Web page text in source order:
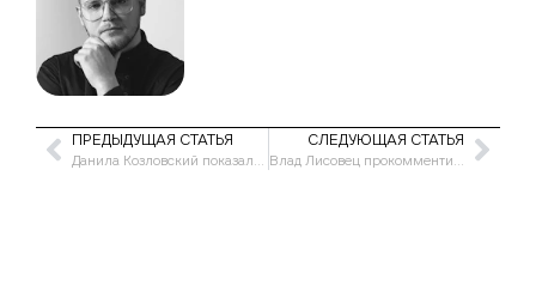
ПРЕДЫДУЩАЯ СТАТЬЯ
Данила Козловский показал редкое фото с пятилетней дочерью
СЛЕДУЮЩАЯ СТАТЬЯ
Влад Лисовец прокомментировал новость об онкологии